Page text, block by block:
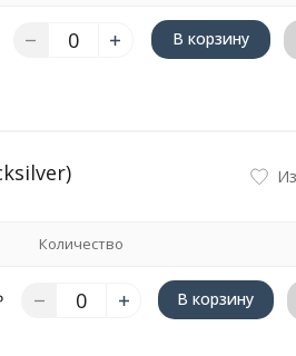
В корзину
Количество
В корзину